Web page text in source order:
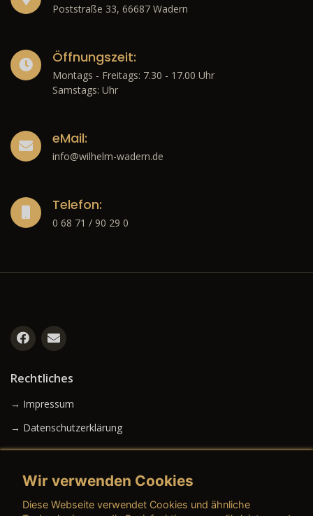
Poststraße 33, 66687 Wadern
Öffnungszeit:
Montags - Freitags: 7.30 - 17.00 Uhr
Samstags: Uhr
eMail:
info@wilhelm-wadern.de
Telefon:
0 68 71 / 90 29 0
Rechtliches
→ Impressum
→ Datenschutzerklärung
Wir verwenden Cookies
Diese Webseite verwendet Cookies und ähnliche